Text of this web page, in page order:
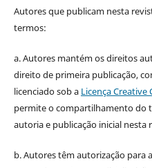
Autores que publicam nesta
termos:
a. Autores mantém os direitos
direito de primeira publicação,
licenciado sob a Licença
permite o compartilhamento do
autoria e publicação inicial nesta
b. Autores têm autorização para